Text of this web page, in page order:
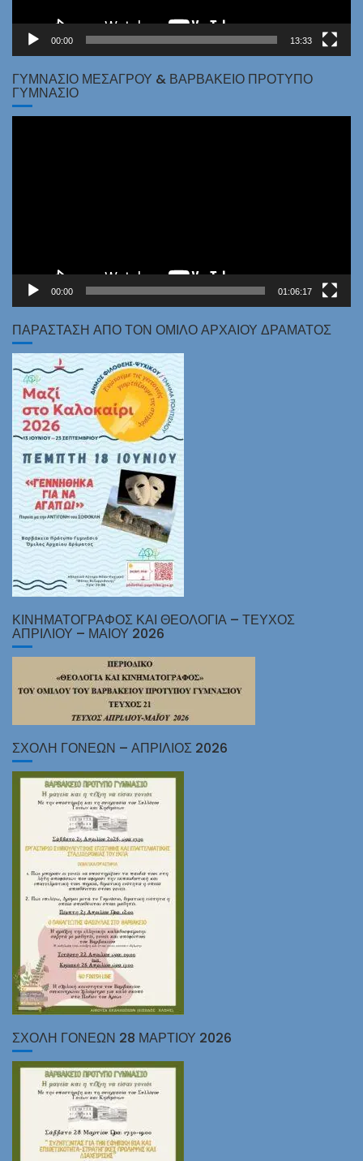
00:00 13:33
ΓΥΜΝΆΣΙΟ ΜΕΣΑΓΡΟΎ & ΒΑΡΒΆΚΕΙΟ ΠΡΌΤΥΠΟ
ΓΥΜΝΆΣΙΟ
00:00 01:06:17
ΠΑΡΑΣΤΑΣΗ ΑΠΟ ΤΟΝ ΟΜΙΛΟ ΑΡΧΑΙΟΥ ΔΡΑΜΑΤΟΣ
ΚΙΝΗΜΑΤΟΓΡΑΦΟΣ ΚΑΙ ΘΕΟΛΟΓΙΑ – ΤΕΥΧΟΣ
ΑΠΡΙΛΙΟΥ – ΜΑΙΟΥ 2026
ΣΧΟΛΗ ΓΟΝΕΩΝ – ΑΠΡΙΛΙΟΣ 2026
ΣΧΟΛΗ ΓΟΝΕΩΝ 28 ΜΑΡΤΙΟΥ 2026